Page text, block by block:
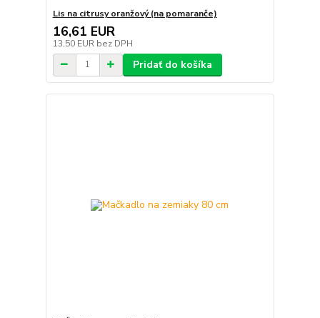
Lis na citrusy oranžový (na pomaranče)
16,61 EUR
13,50 EUR bez DPH
Pridať do košíka